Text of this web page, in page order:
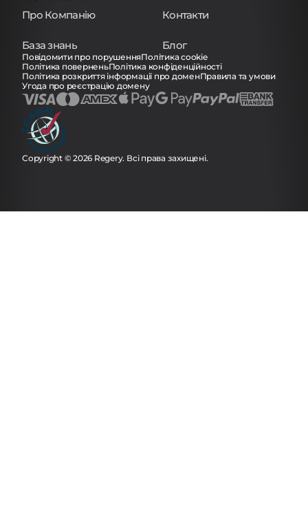
Про Компанію Контакти
База знань Блог
Повідомити про порушенняПолітика cookie
Політика поверненьПолітика конфіденційності
Політика розкриття інформації про доменПравила та умови
Угода про реєстрацію домену
Copyright © 2026 Regery. Всі права захищені.